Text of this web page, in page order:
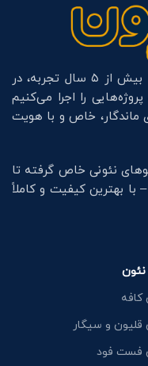
در مجموعه «سی‌ان‌سی و نئون»، ما با بیش از ۵ سال تجربه، در
را اجرا می‌کنیم
ماندگار، خاص و با هویت
نئونی خاص گرفته تا
سقف‌های تایل و برش‌های دقیق CNC – با بهترین کیفیت و کاملاً
نئون
کافه
قلیون و سیگار
فست فود